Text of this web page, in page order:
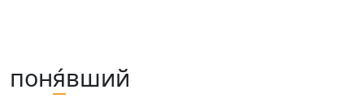
поня́вший